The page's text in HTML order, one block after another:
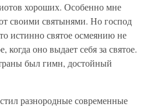
хороших. Особенно мне
своими святынями. Но господ
истинно святое осмеянию не
оно выдает себя за святое.
был гимн, достойный
разнородные современные